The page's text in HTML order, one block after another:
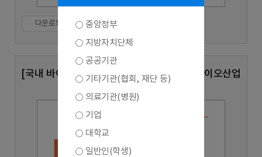
다운로드
[국내 바이오산업 실태조사 심층분석 8호] 바이오산업
매출,국내시장 현황과 전망
중앙정부
지방자치단체
공공기관
기타기관(협회, 재단 등)
의료기관(병원)
기업
대학교
일반인(학생)